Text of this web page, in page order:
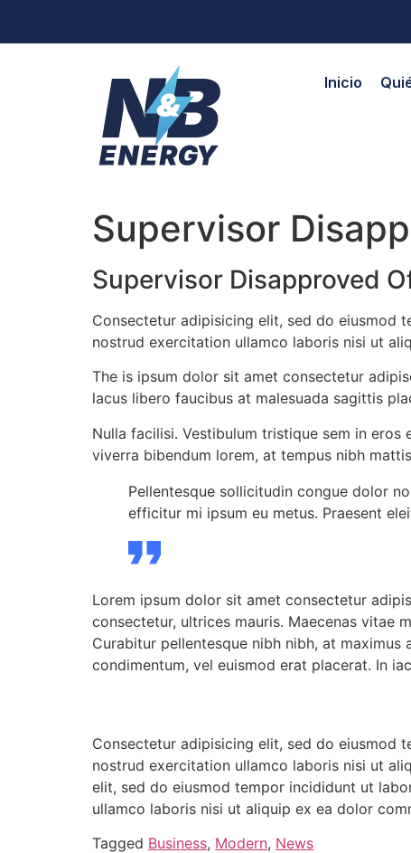
Inicio
Supervisor
Supervisor Disapproved
Consectetur adipisicing elit, sed do eiusmod
nostrud exercitation ullamco laboris nisi ut
The is ipsum dolor sit amet consectetur
lacus libero faucibus at malesuada sagittis
Nulla facilisi. Vestibulum tristique sem in
viverra bibendum lorem, at tempus nibh
Pellentesque sollicitudin congue dolor
efficitur mi ipsum eu metus. Praesent
Lorem ipsum dolor sit amet consectetur
consectetur, ultrices mauris. Maecenas vitae
Curabitur pellentesque nibh nibh, at
condimentum, vel euismod erat placerat. In
Consectetur adipisicing elit, sed do eiusmod
nostrud exercitation ullamco laboris nisi ut
elit, sed do eiusmod tempor incididunt ut
ullamco laboris nisi ut aliquip ex ea dolor
Tagged Business, Modern, News